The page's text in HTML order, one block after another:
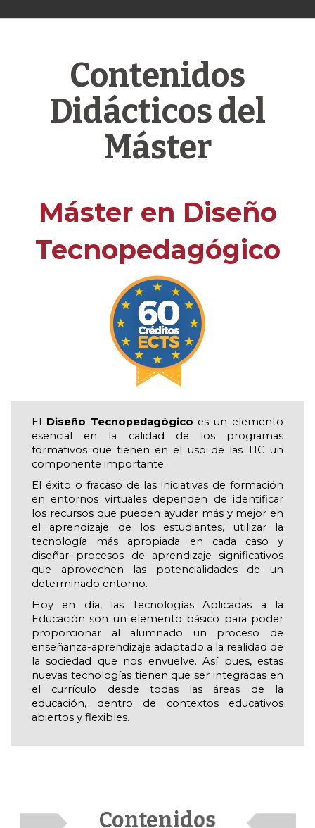
Contenidos
Didácticos del
Máster
Máster en Diseño
Tecnopedagógico
El Diseño Tecnopedagógico es un elemento
esencial en la calidad de los programas
formativos que tienen en el uso de las TIC un
componente importante.
El éxito o fracaso de las iniciativas de formación
en entornos virtuales dependen de identificar
los recursos que pueden ayudar más y mejor en
el aprendizaje de los estudiantes, utilizar la
tecnología más apropiada en cada caso y
diseñar procesos de aprendizaje significativos
que aprovechen las potencialidades de un
determinado entorno.
Hoy en día, las Tecnologías Aplicadas a la
Educación son un elemento básico para poder
proporcionar al alumnado un proceso de
enseñanza-aprendizaje adaptado a la realidad de
la sociedad que nos envuelve. Así pues, estas
nuevas tecnologías tienen que ser integradas en
el currículo desde todas las áreas de la
educación, dentro de contextos educativos
abiertos y flexibles.
Contenidos